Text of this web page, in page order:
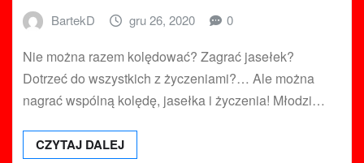
BartekD gru 26, 2020 0
Nie można razem kolędować? Zagrać jasełek?
Dotrzeć do wszystkich z życzeniami?… Ale można
nagrać wspólną kolędę, jasełka i życzenia! Młodzi…
CZYTAJ DALEJ